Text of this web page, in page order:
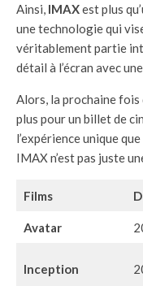
Ainsi, IMAXest plus
une technologie qui
véritablement partie
détail à l’écran avec
Alors, la prochaine fois
plus pour un billet de
l’expérience unique
IMAX n’est pas juste
Films
Avatar
Inception